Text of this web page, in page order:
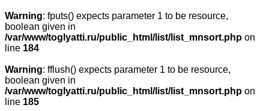
Warning: fputs() expects parameter 1 to be resource,
boolean given in
/var/www/toglyatti.ru/public_html/list/list_mnsort.php on
line 184
Warning: fflush() expects parameter 1 to be resource,
boolean given in
/var/www/toglyatti.ru/public_html/list/list_mnsort.php on
line 185